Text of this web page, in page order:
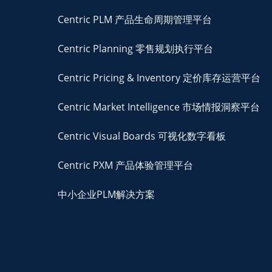
Centric PLM 产品生命周期管理平台
Centric Planning 零售规划执行平台
Centric Pricing & Inventory 定价库存运营平台
Centric Market Intelligence 市场情报洞察平台
Centric Visual Boards 可视化数字看板
Centric PXM 产品体验管理平台
中小企业PLM解决方案